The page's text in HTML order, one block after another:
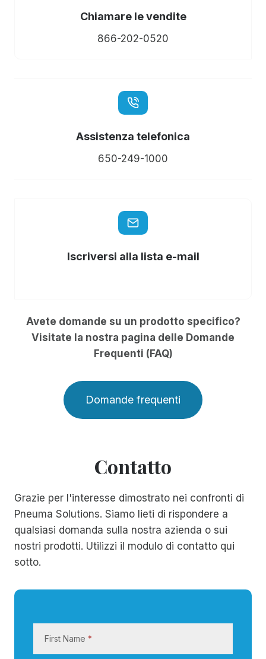
Chiamare le vendite
866-202-0520
Assistenza telefonica
650-249-1000
Iscriversi alla lista e-mail
Avete domande su un prodotto specifico?
Visitate la nostra pagina delle Domande
Frequenti (FAQ)
Domande frequenti
Contatto
Grazie per l'interesse dimostrato nei confronti di
Pneuma Solutions. Siamo lieti di rispondere a
qualsiasi domanda sulla nostra azienda o sui
nostri prodotti. Utilizzi il modulo di contatto qui
sotto.
First Name *